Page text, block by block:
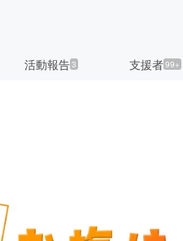
活動報告3 支援者99+